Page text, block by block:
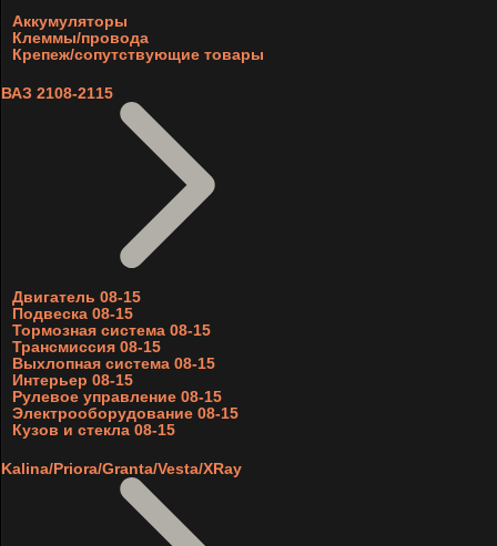
Аккумуляторы
Клеммы/провода
Крепеж/сопутствующие товары
ВАЗ 2108-2115
Двигатель 08-15
Подвеска 08-15
Тормозная система 08-15
Трансмиссия 08-15
Выхлопная система 08-15
Интерьер 08-15
Рулевое управление 08-15
Электрооборудование 08-15
Кузов и стекла 08-15
Kalina/Priora/Granta/Vesta/XRay